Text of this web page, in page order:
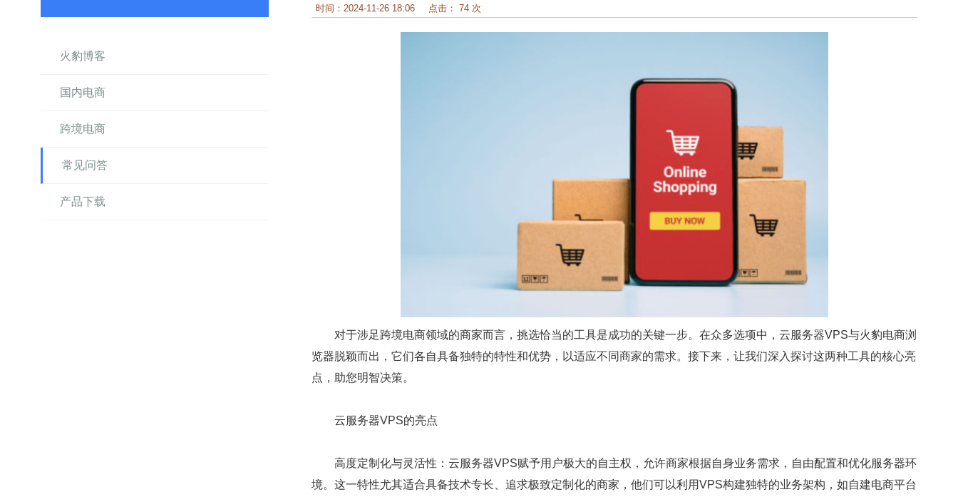
火豹博客
国内电商
跨境电商
常见问答
产品下载
时间：2024-11-26 18:06 点击： 74 次
对于涉足跨境电商领域的商家而言，挑选恰当的工具是成功的关键一步。在众多选项中，云服务器VPS与火豹电商浏
览器脱颖而出，它们各自具备独特的特性和优势，以适应不同商家的需求。接下来，让我们深入探讨这两种工具的核心亮
点，助您明智决策。
云服务器VPS的亮点
高度定制化与灵活性：云服务器VPS赋予用户极大的自主权，允许商家根据自身业务需求，自由配置和优化服务器环
境。这一特性尤其适合具备技术专长、追求极致定制化的商家，他们可以利用VPS构建独特的业务架构，如自建电商平台